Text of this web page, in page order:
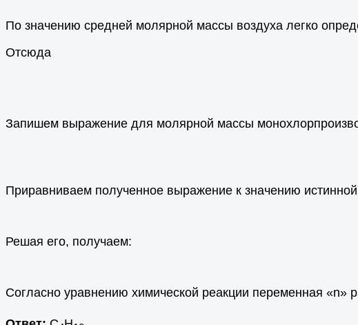
По значению средней молярной массы воздуха легко
Отсюда
Запишем выражение для молярной массы
Приравниваем полученное выражение к значению
Решая его, получаем:
Согласно уравнению химической реакции переменная